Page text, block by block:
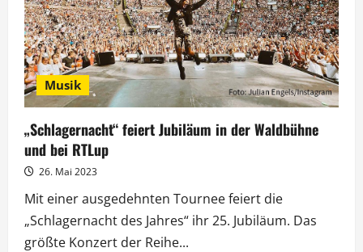
Musik
„Schlagernacht“ feiert Jubiläum in der Waldbühne
und bei RTLup
26. Mai 2023
Mit einer ausgedehnten Tournee feiert die
„Schlagernacht des Jahres“ ihr 25. Jubiläum. Das
größte Konzert der Reihe...